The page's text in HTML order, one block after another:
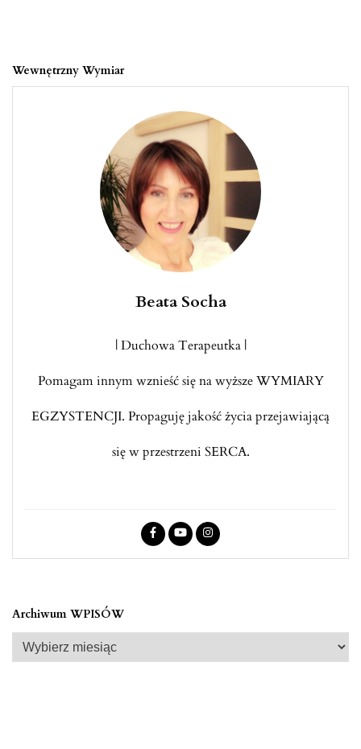
Wewnętrzny Wymiar
Beata Socha
| Duchowa Terapeutka |
Pomagam innym wznieść się na wyższe WYMIARY
EGZYSTENCJI. Propaguję jakość życia przejawiającą
się w przestrzeni SERCA.
Archiwum WPISÓW
Archiwum